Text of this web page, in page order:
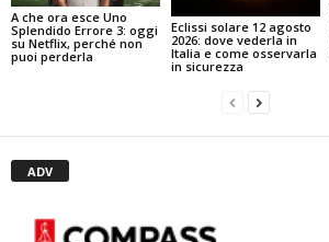
A che ora esce Uno
Splendido Errore 3: oggi
su Netflix, perché non
puoi perderla
Eclissi solare 12 agosto
2026: dove vederla in
Italia e come osservarla
in sicurezza
ADV